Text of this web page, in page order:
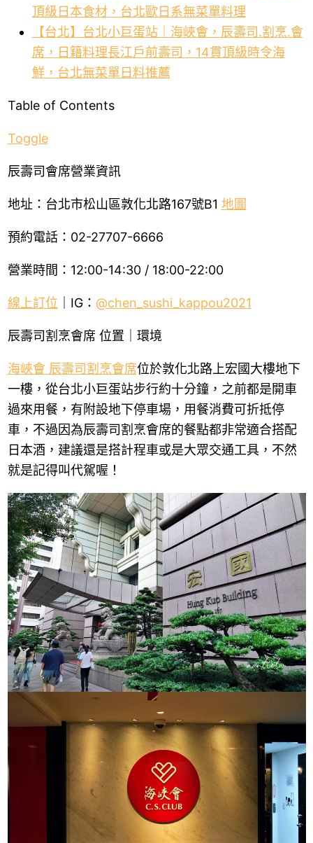
頂級日本食材，台北歐日系無菜單料理
【台北】台北小巨蛋站｜海峽會，辰壽司.割烹.會
席，日籍料理長江戶前壽司，14貫頂級時令海
鮮，台北無菜單日料推薦
Table of Contents
Toggle
辰壽司會席營業資訊
地址：台北市松山區敦化北路167號B1 地圖
預約電話：02-27707-6666
營業時間：12:00-14:30 / 18:00-22:00
線上訂位 ｜IG： @chen_sushi_kappou2021
辰壽司割烹會席 位置｜環境
海峽會 辰壽司割烹會席位於敦化北路上宏國大樓地下
一樓，從台北小巨蛋站步行約十分鐘，之前都是開車
過來用餐，有附設地下停車場，用餐消費可折抵停
車，不過因為辰壽司割烹會席的餐點都非常適合搭配
日本酒，建議還是搭計程車或是大眾交通工具，不然
就是記得叫代駕喔！